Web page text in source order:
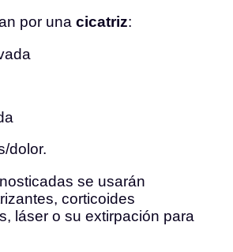
por una cicatriz:
dolor.
se usarán
corticoides
láser o su extirpación para